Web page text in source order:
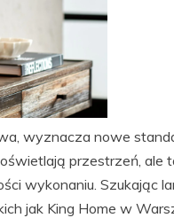
wyznacza nowe
przestrzeń, ale
wykonaniu. Szukając
jak King Home w